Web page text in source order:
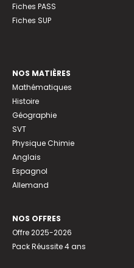
Fiches PASS
Fiches SUP
NOS MATIÈRES
Mathématiques
Histoire
Géographie
SVT
Physique Chimie
Anglais
Espagnol
Allemand
NOS OFFRES
Offre 2025-2026
Pack Réussite 4 ans